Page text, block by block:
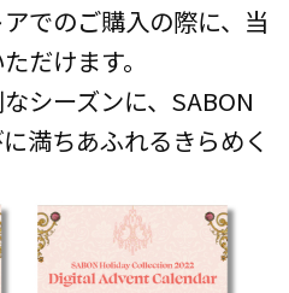
でのご購入の際に、当
だけます。
シーズンに、SABON
満ちあふれるきらめく